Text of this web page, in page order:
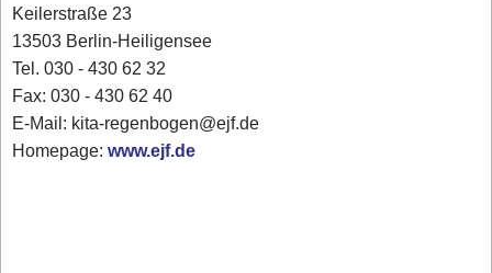
Keilerstraße 23
13503 Berlin-Heiligensee
Tel. 030 - 430 62 32
Fax: 030 - 430 62 40
E-Mail: kita-regenbogen@ejf.de
Homepage:www.ejf.de